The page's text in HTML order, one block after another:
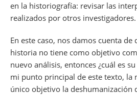
en la historiografía: revisar las
realizados por otros investigadores.
En este caso, nos damos cuenta de
historia no tiene como objetivo
nuevo análisis, entonces ¿cuál es
mi punto principal de este texto, la
único objetivo la deshumanización